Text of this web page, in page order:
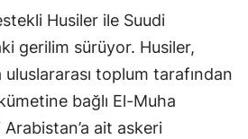
Husiler ile Suudi
gerilim sürüyor. Husiler,
toplum tarafından
bağlı El-Muha
ait askeri